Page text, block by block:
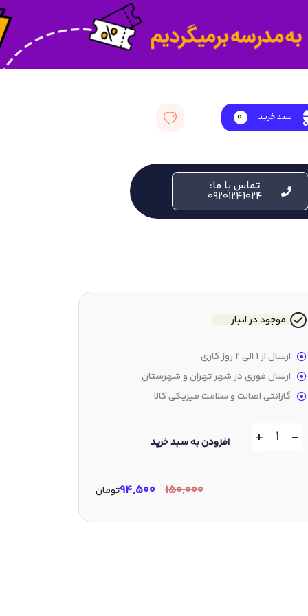
سبد خرید 0
تماس با ما:
09201241024
موجود در انبار
ارسال از 1 الی 2 روز کاری
ارسال فوری در شهر تهران و شهرستان
گارانتی اصالت و سلامت فیزیکی کالا
-
+ افزودن به سبد خرید
۱۵۰,۰۰۰ ۹۴,۵۰۰تومان